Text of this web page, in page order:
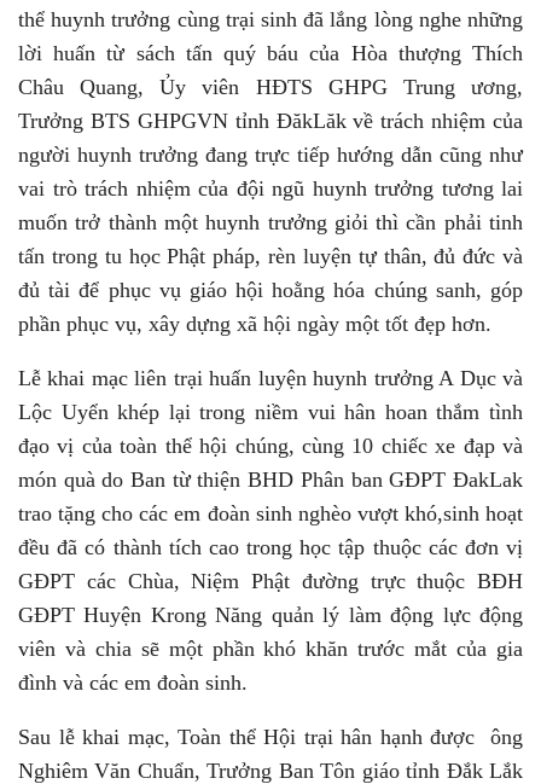
thể huynh trưởng cùng trại sinh đã lắng lòng nghe những
lời huấn từ sách tấn quý báu của Hòa thượng Thích
Châu Quang, Ủy viên HĐTS GHPG Trung ương,
Trưởng BTS GHPGVN tỉnh ĐăkLăk về trách nhiệm của
người huynh trưởng đang trực tiếp hướng dẫn cũng như
vai trò trách nhiệm của đội ngũ huynh trưởng tương lai
muốn trở thành một huynh trưởng giỏi thì cần phải tinh
tấn trong tu học Phật pháp, rèn luyện tự thân, đủ đức và
đủ tài để phục vụ giáo hội hoằng hóa chúng sanh, góp
phần phục vụ, xây dựng xã hội ngày một tốt đẹp hơn.
Lễ khai mạc liên trại huấn luyện huynh trưởng A Dục và
Lộc Uyển khép lại trong niềm vui hân hoan thắm tình
đạo vị của toàn thể hội chúng, cùng 10 chiếc xe đạp và
món quà do Ban từ thiện BHD Phân ban GĐPT ĐakLak
trao tặng cho các em đoàn sinh nghèo vượt khó,sinh hoạt
đều đã có thành tích cao trong học tập thuộc các đơn vị
GĐPT các Chùa, Niệm Phật đường trực thuộc BĐH
GĐPT Huyện Krong Năng quản lý làm động lực động
viên và chia sẽ một phần khó khăn trước mắt của gia
đình và các em đoàn sinh.
Sau lễ khai mạc, Toàn thể Hội trại hân hạnh được ông
Nghiêm Văn Chuẩn, Trưởng Ban Tôn giáo tỉnh Đắk Lắk